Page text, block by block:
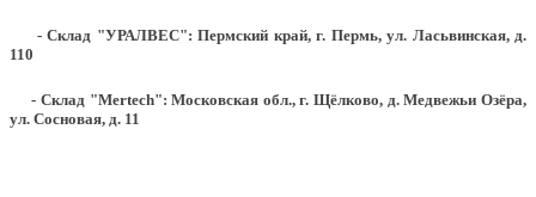
- Склад "УРАЛВЕС": Пермский край, г. Пермь, ул. Ласьвинская, д.
110
- Склад "Mertech": Московская обл., г. Щёлково, д. Медвежьи Озёра,
ул. Сосновая, д. 11